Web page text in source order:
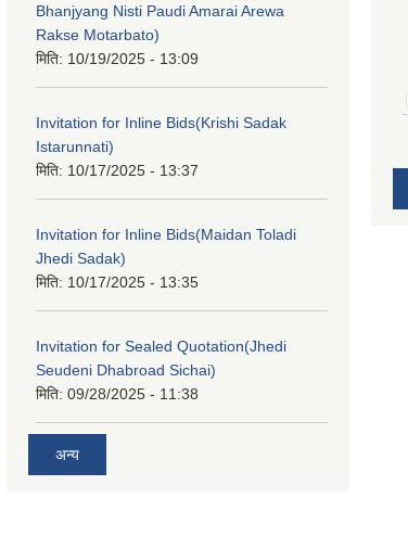
Bhanjyang Nisti Paudi Amarai Arewa
Rakse Motarbato)
मिति: 10/19/2025 - 13:09
Invitation for Inline Bids(Krishi Sadak
Istarunnati)
मिति: 10/17/2025 - 13:37
Invitation for Inline Bids(Maidan Toladi
Jhedi Sadak)
मिति: 10/17/2025 - 13:35
Invitation for Sealed Quotation(Jhedi
Seudeni Dhabroad Sichai)
मिति: 09/28/2025 - 11:38
अन्य